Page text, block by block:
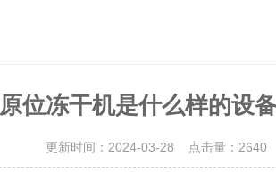
原位冻干机是什么样的设
更新时间：2024-03-28 点击量： 2640